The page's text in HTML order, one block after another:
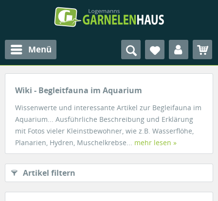
Menü
Wiki - Begleitfauna im Aquarium
Wissenwerte und interessante Artikel zur Begleifauna im
Aquarium... Ausführliche Beschreibung und Erklärung
mit Fotos vieler Kleinstbewohner, wie z.B. Wasserflöhe,
Planarien, Hydren, Muschelkrebse... mehr lesen »
Artikel filtern